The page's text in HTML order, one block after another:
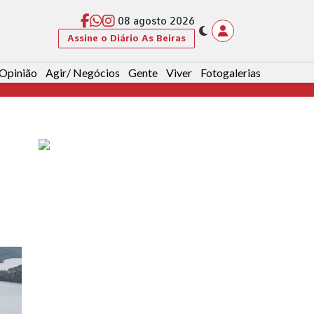
08 agosto 2026
Assine o Diário As Beiras
Agir/ Negócios Gente Viver Fotogalerias